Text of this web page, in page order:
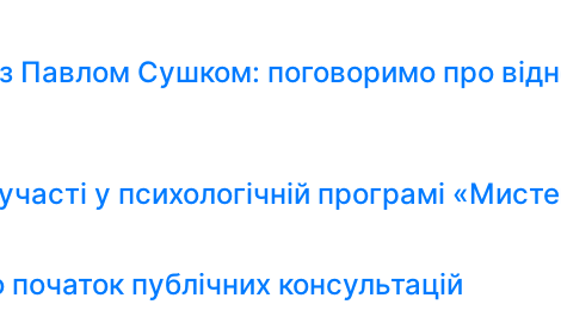
Павлом Сушком: поговоримо про
у психологічній програмі
публічних консультацій